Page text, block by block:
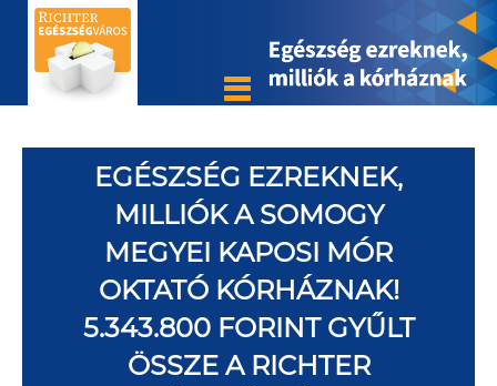
EGÉSZSÉG EZREKNEK,
MILLIÓK A SOMOGY
MEGYEI KAPOSI MÓR
OKTATÓ KÓRHÁZNAK!
5.343.800 FORINT GYŰLT
ÖSSZE A RICHTER